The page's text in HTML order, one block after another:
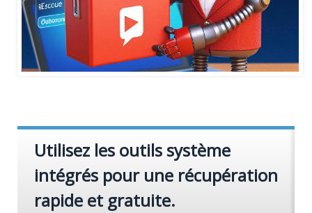
Utilisez les outils système
intégrés pour une récupération
rapide et gratuite.